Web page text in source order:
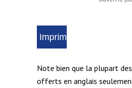
Note bien que la plupart
offerts en anglais